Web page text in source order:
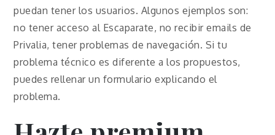
puedan tener los usuarios. Algunos ejemplos son:
no tener acceso al Escaparate, no recibir emails de
Privalia, tener problemas de navegación. Si tu
problema técnico es diferente a los propuestos,
puedes rellenar un formulario explicando el
problema.